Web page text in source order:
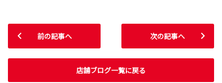
前の記事へ
店舗ブログ一覧に戻る
次の記事へ